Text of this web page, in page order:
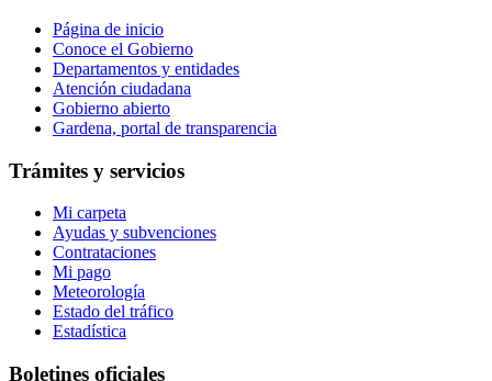
Página de inicio
Conoce el Gobierno
Departamentos y entidades
Atención ciudadana
Gobierno abierto
Gardena, portal de transparencia
Trámites y servicios
Mi carpeta
Ayudas y subvenciones
Contrataciones
Mi pago
Meteorología
Estado del tráfico
Estadística
Boletines oficiales